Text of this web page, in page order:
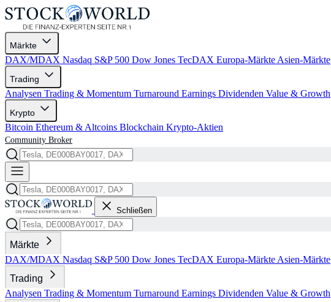
Märkte
DAX/MDAX Nasdaq S&P 500 Dow Jones TecDAX Europa-Märkte Asien-Märkte
Trading
Analysen Trading & Momentum Turnaround Earnings Dividenden Value & Growth
Krypto
Bitcoin Ethereum & Altcoins Blockchain Krypto-Aktien
Community Broker
Schließen
Märkte
DAX/MDAX Nasdaq S&P 500 Dow Jones TecDAX Europa-Märkte Asien-Märkte
Trading
Analysen Trading & Momentum Turnaround Earnings Dividenden Value & Growth